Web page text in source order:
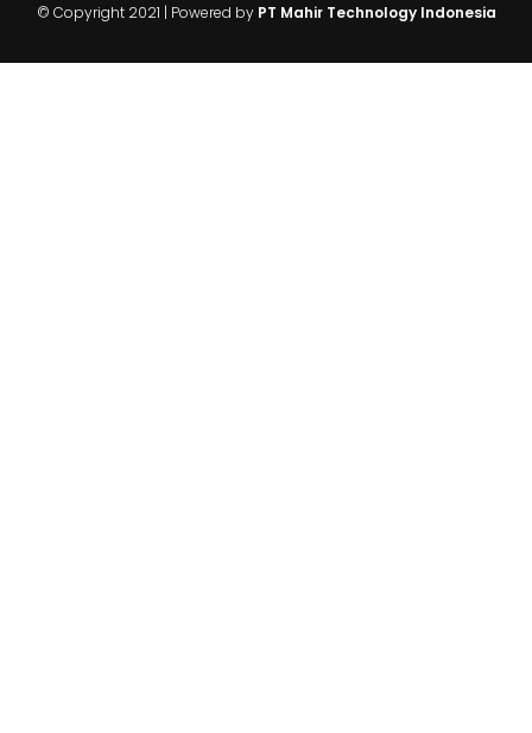
© Copyright 2021 | Powered by PT Mahir Technology Indonesia